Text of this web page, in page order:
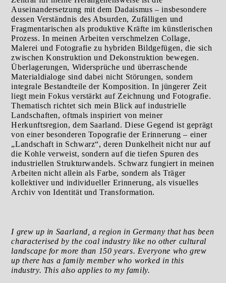
Auseinandersetzung mit dem Dadaismus – insbesondere
dessen Verständnis des Absurden, Zufälligen und
Fragmentarischen als produktive Kräfte im künstlerischen
Prozess. In meinen Arbeiten verschmelzen Collage,
Malerei und Fotografie zu hybriden Bildgefügen, die sich
zwischen Konstruktion und Dekonstruktion bewegen.
Überlagerungen, Widersprüche und überraschende
Materialdialoge sind dabei nicht Störungen, sondern
integrale Bestandteile der Komposition. In jüngerer Zeit
liegt mein Fokus verstärkt auf Zeichnung und Fotografie.
Thematisch richtet sich mein Blick auf industrielle
Landschaften, oftmals inspiriert von meiner
Herkunftsregion, dem Saarland. Diese Gegend ist geprägt
von einer besonderen Topografie der Erinnerung – einer
„Landschaft in Schwarz“, deren Dunkelheit nicht nur auf
die Kohle verweist, sondern auf die tiefen Spuren des
industriellen Strukturwandels. Schwarz fungiert in meinen
Arbeiten nicht allein als Farbe, sondern als Träger
kollektiver und individueller Erinnerung, als visuelles
Archiv von Identität und Transformation.
I grew up in Saarland, a region in Germany that has been
characterised by the coal industry like no other cultural
landscape for more than 150 years. Everyone who grew
up there has a family member who worked in this
industry. This also applies to my family.